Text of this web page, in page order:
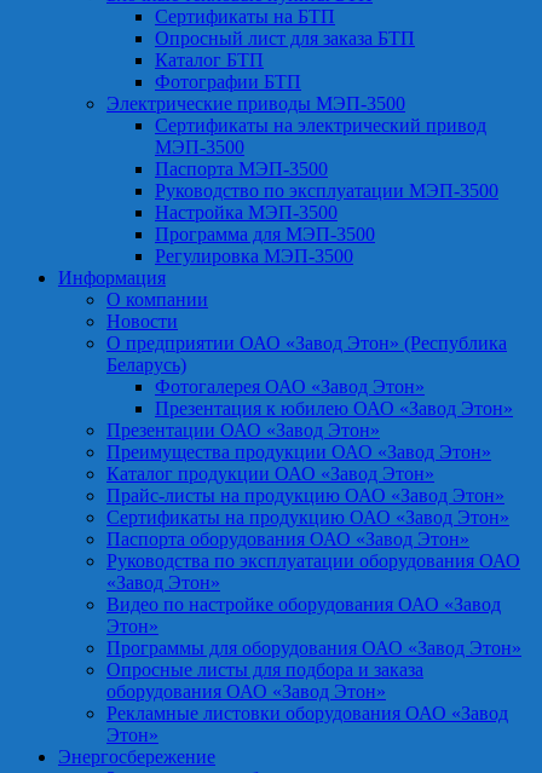
Сертификаты на БТП
Опросный лист для заказа БТП
Каталог БТП
Фотографии БТП
Электрические приводы МЭП-3500
Сертификаты на электрический привод
МЭП-3500
Паспорта МЭП-3500
Руководство по эксплуатации МЭП-3500
Настройка МЭП-3500
Программа для МЭП-3500
Регулировка МЭП-3500
Информация
О компании
Новости
О предприятии ОАО «Завод Этон» (Республика
Беларусь)
Фотогалерея ОАО «Завод Этон»
Презентация к юбилею ОАО «Завод Этон»
Презентации ОАО «Завод Этон»
Преимущества продукции ОАО «Завод Этон»
Каталог продукции ОАО «Завод Этон»
Прайс-листы на продукцию ОАО «Завод Этон»
Сертификаты на продукцию ОАО «Завод Этон»
Паспорта оборудования ОАО «Завод Этон»
Руководства по эксплуатации оборудования ОАО
«Завод Этон»
Видео по настройке оборудования ОАО «Завод
Этон»
Программы для оборудования ОАО «Завод Этон»
Опросные листы для подбора и заказа
оборудования ОАО «Завод Этон»
Рекламные листовки оборудования ОАО «Завод
Этон»
Энергосбережение